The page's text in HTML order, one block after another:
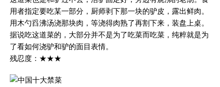
用者指定要吃某一部分，厨师剥下那一块的驴皮，露出鲜肉。
用木勺舀沸汤浇那块肉，等浇得肉熟了再割下来，装盘上桌。
据说吃这道菜的，大部分并不是为了吃菜而吃菜，纯粹就是为
了看如何浇驴和驴的面目表情。
残忍度：★★★